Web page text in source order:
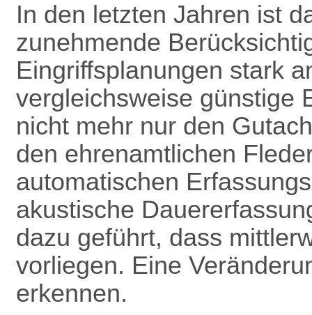
In den letzten Jahren ist
zunehmende
Eingriffsplanungen stark
vergleichsweise günstige
nicht mehr nur den
den ehrenamtlichen
automatischen
akustische
dazu geführt, dass
vorliegen. Eine
erkennen.